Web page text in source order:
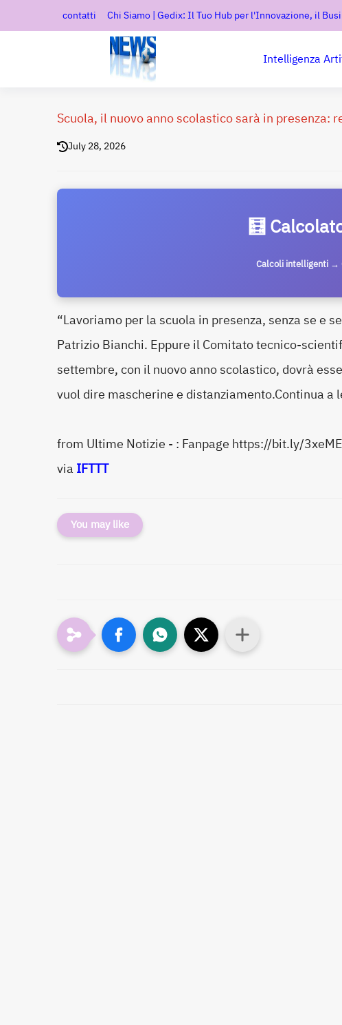
contatti Chi Siamo | Gedix: Il Tuo Hub per l'Innovazione, il
Intelligenza
Scuola, il nuovo anno scolastico sarà in presenza:
July 28, 2026
🧮
Calcoli intelligenti →
“Lavoriamo per la scuola in presenza, senza se e
Patrizio Bianchi. Eppure il Comitato tecnico-
settembre, con il nuovo anno scolastico, dovrà
vuol dire mascherine e distanziamento.Continua a
from Ultime Notizie - : Fanpage https://bit.ly/
via IFTTT
You may like